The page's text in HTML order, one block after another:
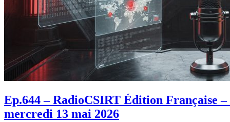
Ep.644 – RadioCSIRT Édition Française
mercredi 13 mai 2026